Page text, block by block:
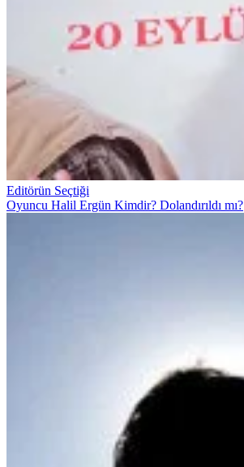
Editörün Seçtiği
Oyuncu Halil Ergün Kimdir? Dolandırıldı mı?